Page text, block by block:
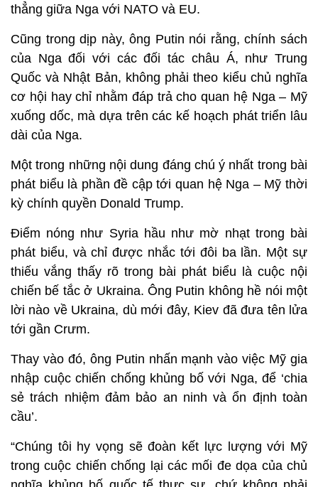
thẳng giữa Nga với NATO và EU.
Cũng trong dịp này, ông Putin nói rằng, chính sách
của Nga đối với các đối tác châu Á, như Trung
Quốc và Nhật Bản, không phải theo kiểu chủ nghĩa
cơ hội hay chỉ nhằm đáp trả cho quan hệ Nga – Mỹ
xuống dốc, mà dựa trên các kế hoạch phát triển lâu
dài của Nga.
Một trong những nội dung đáng chú ý nhất trong bài
phát biểu là phần đề cập tới quan hệ Nga – Mỹ thời
kỳ chính quyền Donald Trump.
Điểm nóng như Syria hầu như mờ nhạt trong bài
phát biểu, và chỉ được nhắc tới đôi ba lần. Một sự
thiếu vắng thấy rõ trong bài phát biểu là cuộc nội
chiến bế tắc ở Ukraina. Ông Putin không hề nói một
lời nào về Ukraina, dù mới đây, Kiev đã đưa tên lửa
tới gần Crưm.
Thay vào đó, ông Putin nhấn mạnh vào việc Mỹ gia
nhập cuộc chiến chống khủng bố với Nga, để ‘chia
sẻ trách nhiệm đảm bảo an ninh và ổn định toàn
cầu’.
“Chúng tôi hy vọng sẽ đoàn kết lực lượng với Mỹ
trong cuộc chiến chống lại các mối đe dọa của chủ